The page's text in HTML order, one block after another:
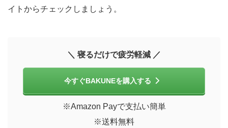
イトからチェックしましょう。
＼ 寝るだけで疲労軽減 ／
今すぐBAKUNEを購入する
※Amazon Payで支払い簡単
※送料無料